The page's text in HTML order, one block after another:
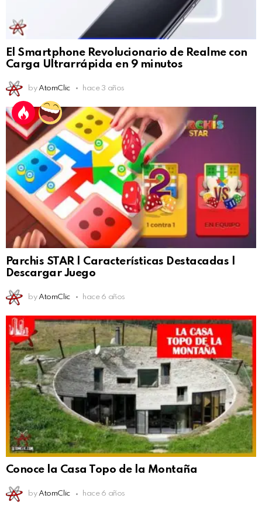
El Smartphone Revolucionario de Realme con
Carga Ultrarrápida en 9 minutos
by AtomClic hace 3 años
Parchis STAR | Características Destacadas |
Descargar Juego
by AtomClic hace 6 años
Conoce la Casa Topo de la Montaña
by AtomClic hace 6 años